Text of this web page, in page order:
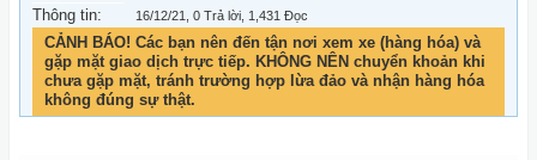
Thông tin: 16/12/21 , 0 Trả lời, 1,431 Đọc
CẢNH BÁO! Các bạn nên đến tận nơi xem xe (hàng hóa) và
gặp mặt giao dịch trực tiếp. KHÔNG NÊN chuyển khoản khi
chưa gặp mặt, tránh trường hợp lừa đảo và nhận hàng hóa
không đúng sự thật.